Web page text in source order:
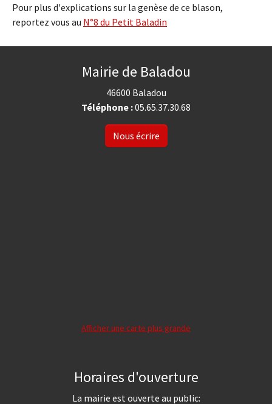
Pour plus d'explications sur la genèse de ce blason,
reportez vous au N°8 du Petit Baladin
Mairie de Baladou
46600 Baladou
Téléphone :05.65.37.30.68
Nous écrire
Afficher une carte plus grande
Horaires d'ouverture
La mairie est ouverte au public: